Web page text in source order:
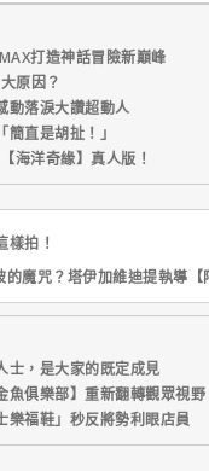
打造神話冒險新巔峰
原因？
動落淚大讚超動人
直是胡扯！」
海洋奇緣】真人版！
拍！
的魔咒？塔伊加維迪提執導
士，是大家的既定成見
魚俱樂部】重新翻轉觀眾視野
樂福鞋」秒反將勢利眼店員